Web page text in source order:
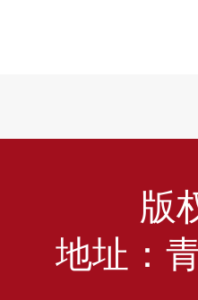
版
地址：